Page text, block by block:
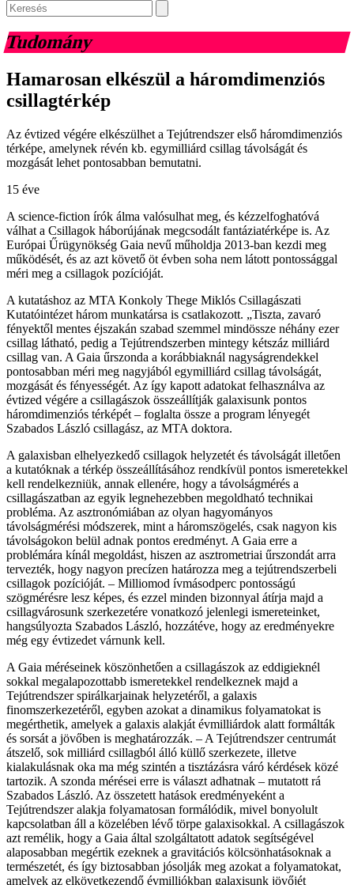
Tudomány
Hamarosan elkészül a háromdimenziós
csillagtérkép
Az évtized végére elkészülhet a Tejútrendszer első háromdimenziós
térképe, amelynek révén kb. egymilliárd csillag távolságát és
mozgását lehet pontosabban bemutatni.
15 éve
A science-fiction írók álma valósulhat meg, és kézzelfoghatóvá
válhat a Csillagok háborújának megcsodált fantáziatérképe is. Az
Európai Űrügynökség Gaia nevű műholdja 2013-ban kezdi meg
működését, és az azt követő öt évben soha nem látott pontossággal
méri meg a csillagok pozícióját.
A kutatáshoz az MTA Konkoly Thege Miklós Csillagászati
Kutatóintézet három munkatársa is csatlakozott. „Tiszta, zavaró
fényektől mentes éjszakán szabad szemmel mindössze néhány ezer
csillag látható, pedig a Tejútrendszerben mintegy kétszáz milliárd
csillag van. A Gaia űrszonda a korábbiaknál nagyságrendekkel
pontosabban méri meg nagyjából egymilliárd csillag távolságát,
mozgását és fényességét. Az így kapott adatokat felhasználva az
évtized végére a csillagászok összeállítják galaxisunk pontos
háromdimenziós térképét – foglalta össze a program lényegét
Szabados László csillagász, az MTA doktora.
A galaxisban elhelyezkedő csillagok helyzetét és távolságát illetően
a kutatóknak a térkép összeállításához rendkívül pontos ismeretekkel
kell rendelkezniük, annak ellenére, hogy a távolságmérés a
csillagászatban az egyik legnehezebben megoldható technikai
probléma. Az asztronómiában az olyan hagyományos
távolságmérési módszerek, mint a háromszögelés, csak nagyon kis
távolságokon belül adnak pontos eredményt. A Gaia erre a
problémára kínál megoldást, hiszen az asztrometriai űrszondát arra
tervezték, hogy nagyon precízen határozza meg a tejútrendszerbeli
csillagok pozícióját. – Milliomod ívmásodperc pontosságú
szögmérésre lesz képes, és ezzel minden bizonnyal átírja majd a
csillagvárosunk szerkezetére vonatkozó jelenlegi ismereteinket,
hangsúlyozta Szabados László, hozzátéve, hogy az eredményekre
még egy évtizedet várnunk kell.
A Gaia méréseinek köszönhetően a csillagászok az eddigieknél
sokkal megalapozottabb ismeretekkel rendelkeznek majd a
Tejútrendszer spirálkarjainak helyzetéről, a galaxis
finomszerkezetéről, egyben azokat a dinamikus folyamatokat is
megérthetik, amelyek a galaxis alakját évmilliárdok alatt formálták
és sorsát a jövőben is meghatározzák. – A Tejútrendszer centrumát
átszelő, sok milliárd csillagból álló küllő szerkezete, illetve
kialakulásnak oka ma még szintén a tisztázásra váró kérdések közé
tartozik. A szonda mérései erre is választ adhatnak – mutatott rá
Szabados László. Az összetett hatások eredményeként a
Tejútrendszer alakja folyamatosan formálódik, mivel bonyolult
kapcsolatban áll a közelében lévő törpe galaxisokkal. A csillagászok
azt remélik, hogy a Gaia által szolgáltatott adatok segítségével
alaposabban megértik ezeknek a gravitációs kölcsönhatásoknak a
természetét, és így biztosabban jósolják meg azokat a folyamatokat,
amelyek az elkövetkezendő évmilliókban galaxisunk jövőjét